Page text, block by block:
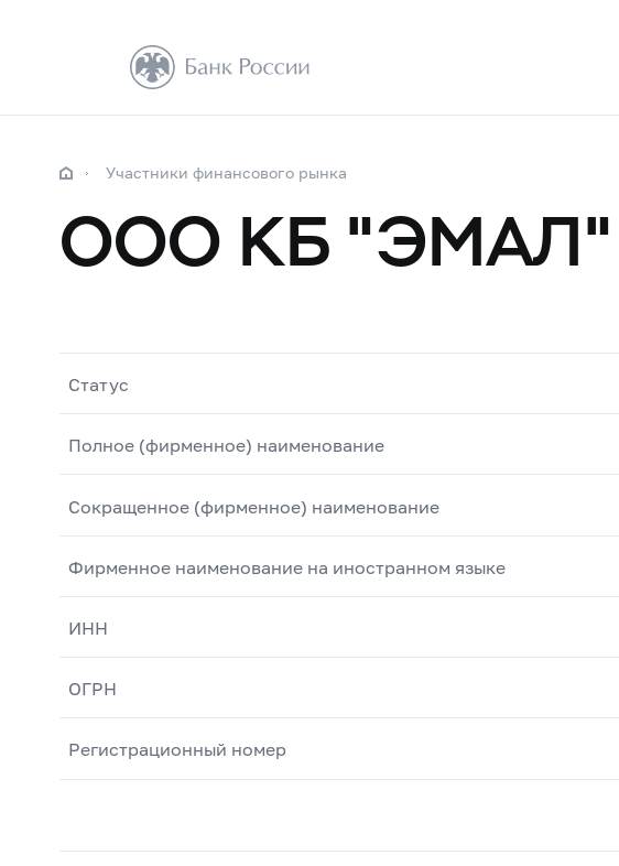
Участники финансового рынка
ООО КБ "ЭМАЛ"
Статус
Полное (фирменное) наименование
Сокращенное (фирменное) наименование
Фирменное наименование на иностранном языке
ИНН
ОГРН
Регистрационный номер